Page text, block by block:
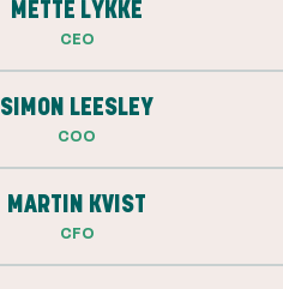
METTE LYKKE
CEO
SIMON LEESLEY
COO
MARTIN KVIST
CFO